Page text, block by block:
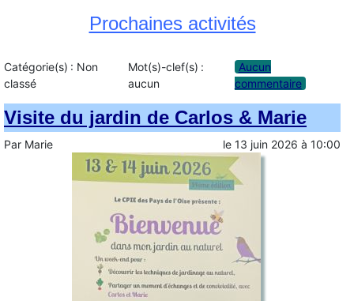
Prochaines activités
Catégorie(s) : Non
classé
Mot(s)-clef(s) :
aucun
Aucun
commentaire
Visite du jardin de Carlos & Marie
Par Marie le 13 juin 2026 à 10:00